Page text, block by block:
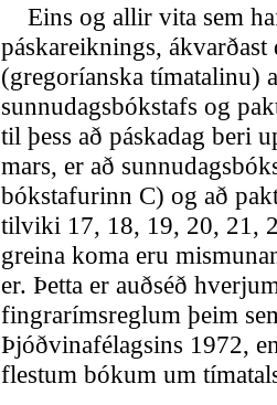
Eins og allir vita sem
páskareiknings,
(gregoríanska tímatalinu)
sunnudagsbókstafs og
til þess að páskadag beri
mars, er að
bókstafurinn C) og að
tilviki 17, 18, 19, 20, 21,
greina koma eru
er. Þetta er auðséð
fingrarímsreglum þeim
Þjóðvinafélagsins 1972,
flestum bókum um